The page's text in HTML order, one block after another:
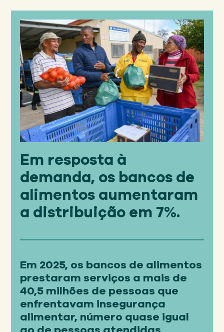
Em resposta à
demanda, os bancos de
alimentos aumentaram
a distribuição em 7%.
Em 2025, os bancos de alimentos
prestaram serviços a mais de
40,5 milhões de pessoas que
enfrentavam insegurança
alimentar, número quase igual